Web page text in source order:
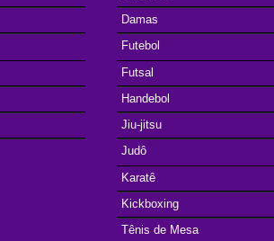
Damas
Futebol
Futsal
Handebol
Jiu-jitsu
Judô
Karatê
Kickboxing
Tênis de Mesa